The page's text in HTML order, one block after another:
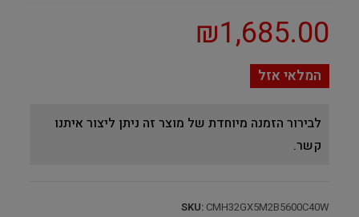
₪1,685.00
המלאי אזל
לבירור הזמנה מיוחדת של מוצר זה ניתן ליצור איתנו
קשר.
SKU: CMH32GX5M2B5600C40W